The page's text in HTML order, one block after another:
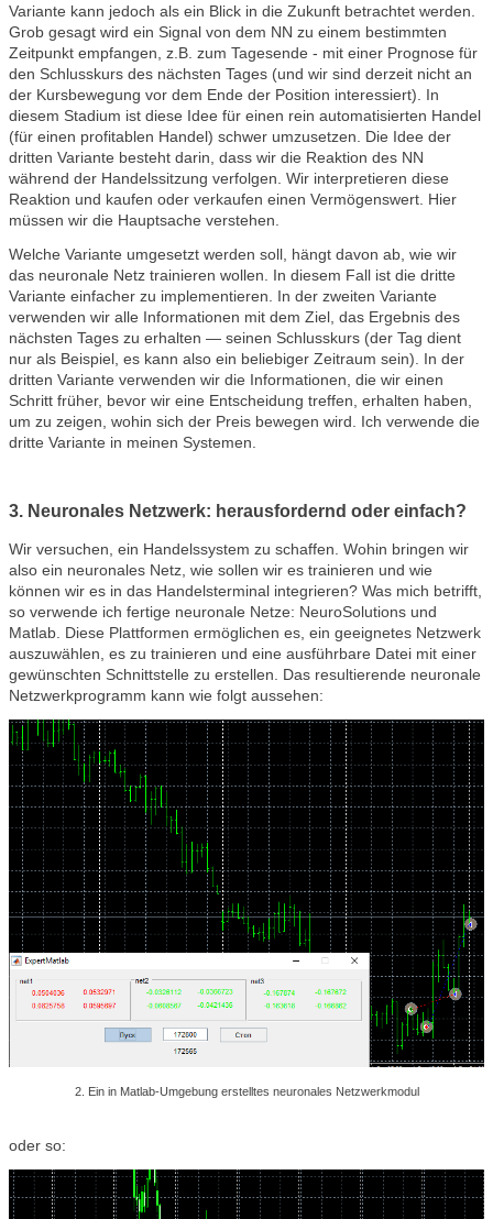
Variante kann jedoch als ein Blick in die Zukunft betrachtet werden.
Grob gesagt wird ein Signal von dem NN zu einem bestimmten
Zeitpunkt empfangen, z.B. zum Tagesende - mit einer Prognose für
den Schlusskurs des nächsten Tages (und wir sind derzeit nicht an
der Kursbewegung vor dem Ende der Position interessiert). In
diesem Stadium ist diese Idee für einen rein automatisierten Handel
(für einen profitablen Handel) schwer umzusetzen. Die Idee der
dritten Variante besteht darin, dass wir die Reaktion des NN
während der Handelssitzung verfolgen. Wir interpretieren diese
Reaktion und kaufen oder verkaufen einen Vermögenswert. Hier
müssen wir die Hauptsache verstehen.
Welche Variante umgesetzt werden soll, hängt davon ab, wie wir
das neuronale Netz trainieren wollen. In diesem Fall ist die dritte
Variante einfacher zu implementieren. In der zweiten Variante
verwenden wir alle Informationen mit dem Ziel, das Ergebnis des
nächsten Tages zu erhalten — seinen Schlusskurs (der Tag dient
nur als Beispiel, es kann also ein beliebiger Zeitraum sein). In der
dritten Variante verwenden wir die Informationen, die wir einen
Schritt früher, bevor wir eine Entscheidung treffen, erhalten haben,
um zu zeigen, wohin sich der Preis bewegen wird. Ich verwende die
dritte Variante in meinen Systemen.
3. Neuronales Netzwerk: herausfordernd oder einfach?
Wir versuchen, ein Handelssystem zu schaffen. Wohin bringen wir
also ein neuronales Netz, wie sollen wir es trainieren und wie
können wir es in das Handelsterminal integrieren? Was mich betrifft,
so verwende ich fertige neuronale Netze: NeuroSolutions und
Matlab. Diese Plattformen ermöglichen es, ein geeignetes Netzwerk
auszuwählen, es zu trainieren und eine ausführbare Datei mit einer
gewünschten Schnittstelle zu erstellen. Das resultierende neuronale
Netzwerkprogramm kann wie folgt aussehen:
2. Ein in Matlab-Umgebung erstelltes neuronales Netzwerkmodul
oder so: